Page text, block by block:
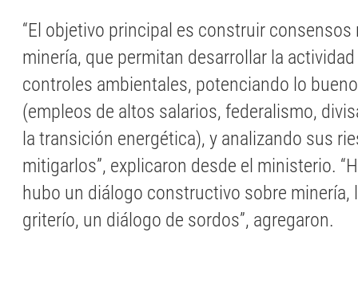
“El objetivo principal es construir consensos
minería, que permitan desarrollar la
controles ambientales, potenciando lo
(empleos de altos salarios, federalismo,
la transición energética), y analizando sus
mitigarlos”, explicaron desde el ministerio.
hubo un diálogo constructivo sobre minería,
griterío, un diálogo de sordos”, agregaron.